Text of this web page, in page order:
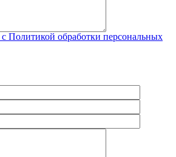
с Политикой обработки персональных